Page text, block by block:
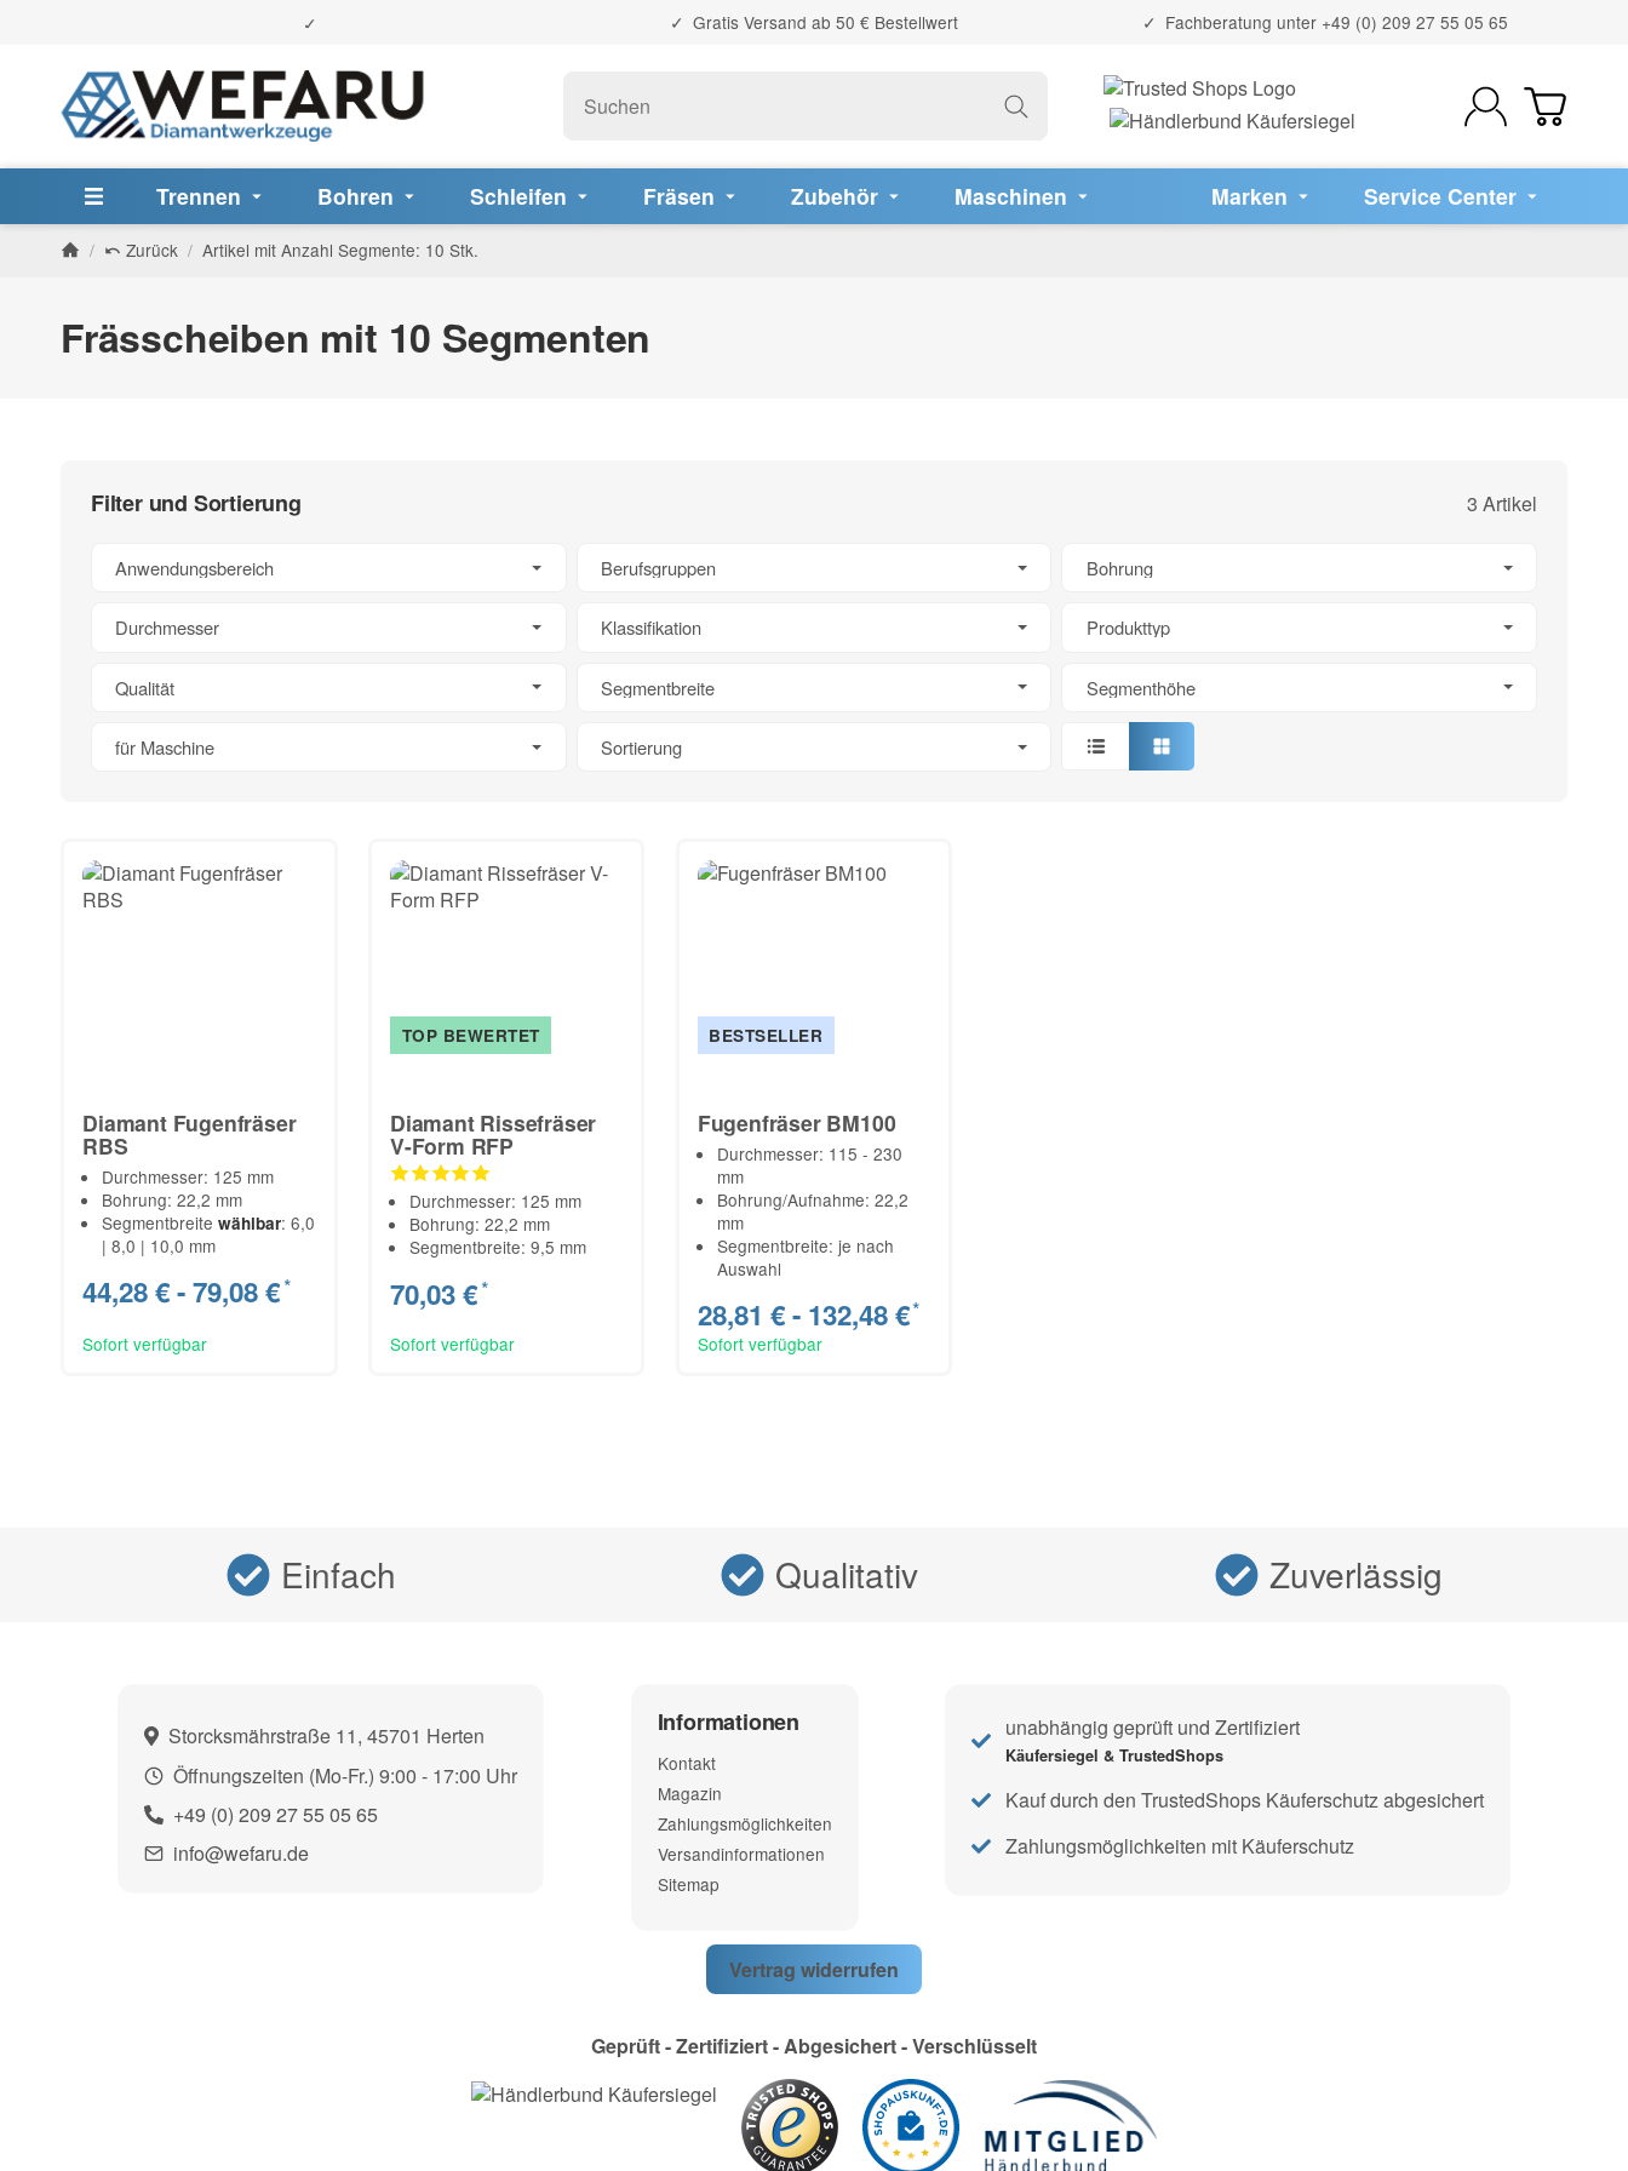
Gratis Versand ab 50 € Bestellwert Fachberatung unter +49 (0) 209 27 55 05 65
Trennen Bohren Schleifen Fräsen Zubehör Maschinen Marken Service Center
/ Zurück / Artikel mit Anzahl Segmente: 10 Stk.
Frässcheiben mit 10 Segmenten
Filter und Sortierung 3 Artikel
Anwendungsbereich Berufsgruppen Bohrung
Durchmesser Klassifikation Produkttyp
Qualität Segmentbreite Segmenthöhe
für Maschine Sortierung
Diamant Fugenfräser
RBS
Durchmesser: 125 mm
Bohrung: 22,2 mm
Segmentbreitewählbar: 6,0
| 8,0 | 10,0 mm
44,28 € -79,08 €*
Sofort verfügbar
TOP BEWERTET
Diamant Rissefräser
V-Form RFP
Durchmesser: 125 mm
Bohrung: 22,2 mm
Segmentbreite: 9,5 mm
70,03 €*
Sofort verfügbar
BESTSELLER
Fugenfräser BM100
Durchmesser: 115 - 230
mm
Bohrung/Aufnahme: 22,2
mm
Segmentbreite: je nach
Auswahl
28,81 € - 132,48 €*
Sofort verfügbar
Einfach Qualitativ Zuverlässig
Storcksmährstraße 11, 45701 Herten
Öffnungszeiten (Mo-Fr.) 9:00 - 17:00 Uhr
+49 (0) 209 27 55 05 65
info@wefaru.de
Informationen
Kontakt
Magazin
Zahlungsmöglichkeiten
Versandinformationen
Sitemap
unabhängig geprüft und Zertifiziert
Käufersiegel & TrustedShops
Kauf durch den TrustedShops Käuferschutz abgesichert
Zahlungsmöglichkeiten mit Käuferschutz
Vertrag widerrufen
Geprüft - Zertifiziert - Abgesichert - Verschlüsselt